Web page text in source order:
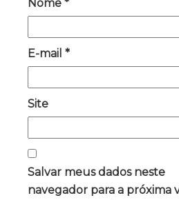
Nome *
E-mail *
Site
Salvar meus dados neste
navegador para a próxima